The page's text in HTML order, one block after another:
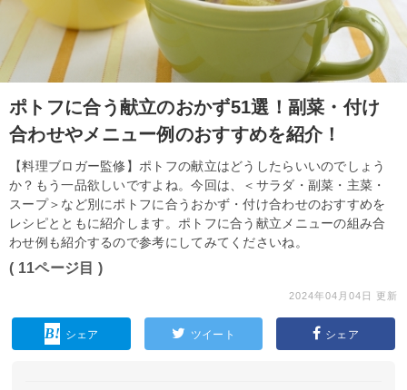
ポトフに合う献立のおかず51選！副菜・付け
合わせやメニュー例のおすすめを紹介！
【料理ブロガー監修】ポトフの献立はどうしたらいいのでしょう
か？もう一品欲しいですよね。今回は、＜サラダ・副菜・主菜・
スープ＞など別にポトフに合うおかず・付け合わせのおすすめを
レシピとともに紹介します。ポトフに合う献立メニューの組み合
わせ例も紹介するので参考にしてみてくださいね。
( 11ページ目 )
2024年04月04日 更新
シェア ツイート シェア